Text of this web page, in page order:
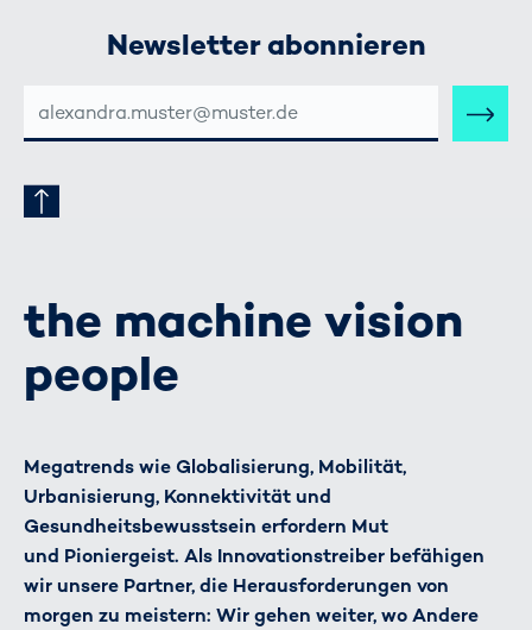
Newsletter abonnieren
MAIL-
ADRESSE
the machine vision
people
Megatrends wie Globalisierung, Mobilität,
Urbanisierung, Konnektivität und
Gesundheitsbewusstsein erfordern Mut
und Pioniergeist. Als Innovationstreiber befähigen
wir unsere Partner, die Herausforderungen von
morgen zu meistern: Wir gehen weiter, wo Andere